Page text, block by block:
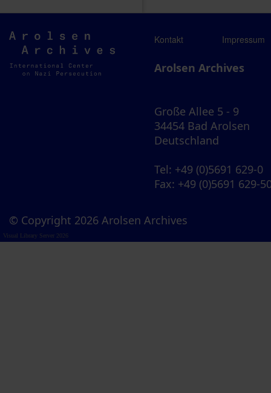
Arolsen
Archives
Kontakt Impressum
Arolsen Archives
Große Allee 5 - 9
34454 Bad Arolsen
Deutschland
Tel: +49 (0)5691 629-0
Fax: +49 (0)5691 629-
© Copyright 2026 Arolsen Archives
Visual Library Server 2026